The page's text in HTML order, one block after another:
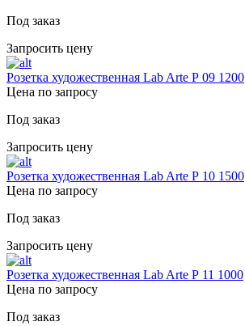
Под заказ
Запросить цену
Розетка художественная Lab Arte Р 09 1200
Цена по запросу
Под заказ
Запросить цену
Розетка художественная Lab Arte Р 10 1500
Цена по запросу
Под заказ
Запросить цену
Розетка художественная Lab Arte Р 11 1000
Цена по запросу
Под заказ